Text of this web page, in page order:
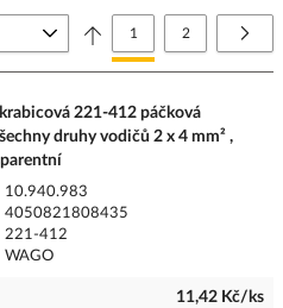
Stránka
Právě si prohlížíte
1 Stránka
2
221-412 páčková
druhy vodičů 2 x 4 mm² ,
10.940.983
4050821808435
221-412
WAGO
11,42 Kč/ks